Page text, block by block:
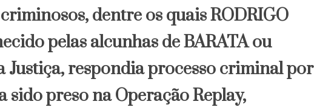
dentre os quais RODRIGO
pelas alcunhas de BARATA ou
Justiça, respondia processo criminal por
sido preso na Operação Replay,